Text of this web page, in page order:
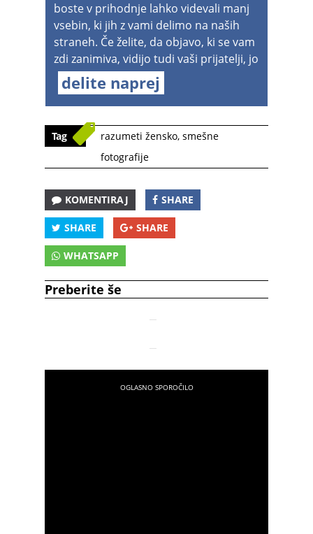
boste v prihodnje lahko videvali manj
vsebin, ki jih z vami delimo na naših
straneh. Če želite, da objavo, ki se vam
zdi zanimiva, vidijo tudi vaši prijatelji, jo
delite naprej
Tag razumeti žensko, smešne
fotografije
KOMENTIRAJ SHARE
SHARE SHARE
WHATSAPP
Preberite še